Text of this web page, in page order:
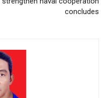
concludes